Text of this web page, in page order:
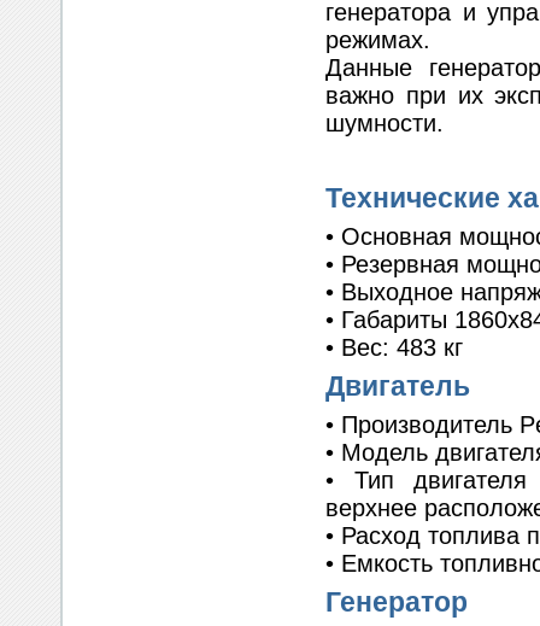
генератора и
режимах.
Данные
важно при их
шумности.
Технические
• Основная
• Резервная
• Выходное
• Габариты
• Вес: 483 кг
Двигатель
• Производитель
• Модель
• Тип
верхнее
• Расход топлива
• Емкость
Генератор